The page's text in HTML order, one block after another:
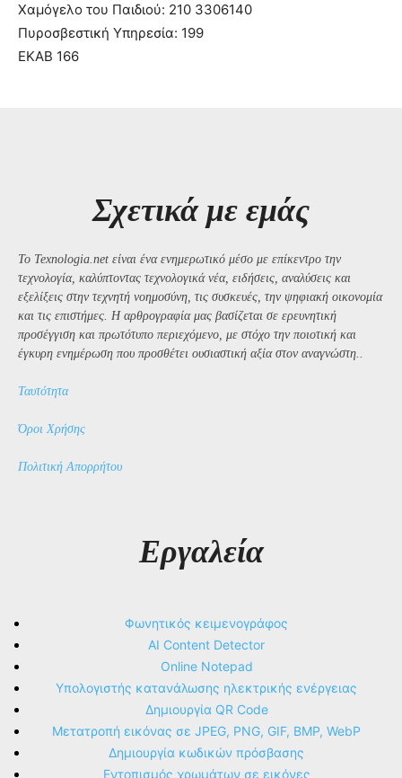
Χαμόγελο του Παιδιού: 210 3306140
Πυροσβεστική Υπηρεσία: 199
ΕΚΑΒ 166
Σχετικά με εμάς
Το Texnologia.net είναι ένα ενημερωτικό μέσο με επίκεντρο την
τεχνολογία, καλύπτοντας τεχνολογικά νέα, ειδήσεις, αναλύσεις και
εξελίξεις στην τεχνητή νοημοσύνη, τις συσκευές, την ψηφιακή οικονομία
και τις επιστήμες. Η αρθρογραφία μας βασίζεται σε ερευνητική
προσέγγιση και πρωτότυπο περιεχόμενο, με στόχο την ποιοτική και
έγκυρη ενημέρωση που προσθέτει ουσιαστική αξία στον αναγνώστη..
Ταυτότητα
Όροι Χρήσης
Πολιτική Απορρήτου
Εργαλεία
Φωνητικός κειμενογράφος
AI Content Detector
Online Notepad
Υπολογιστής κατανάλωσης ηλεκτρικής ενέργειας
Δημιουργία QR Code
Μετατροπή εικόνας σε JPEG, PNG, GIF, BMP, WebP
Δημιουργία κωδικών πρόσβασης
Εντοπισμός χρωμάτων σε εικόνες